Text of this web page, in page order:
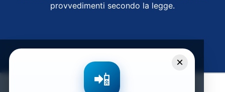
provvedimenti secondo la legge.
×
📲
Condividi